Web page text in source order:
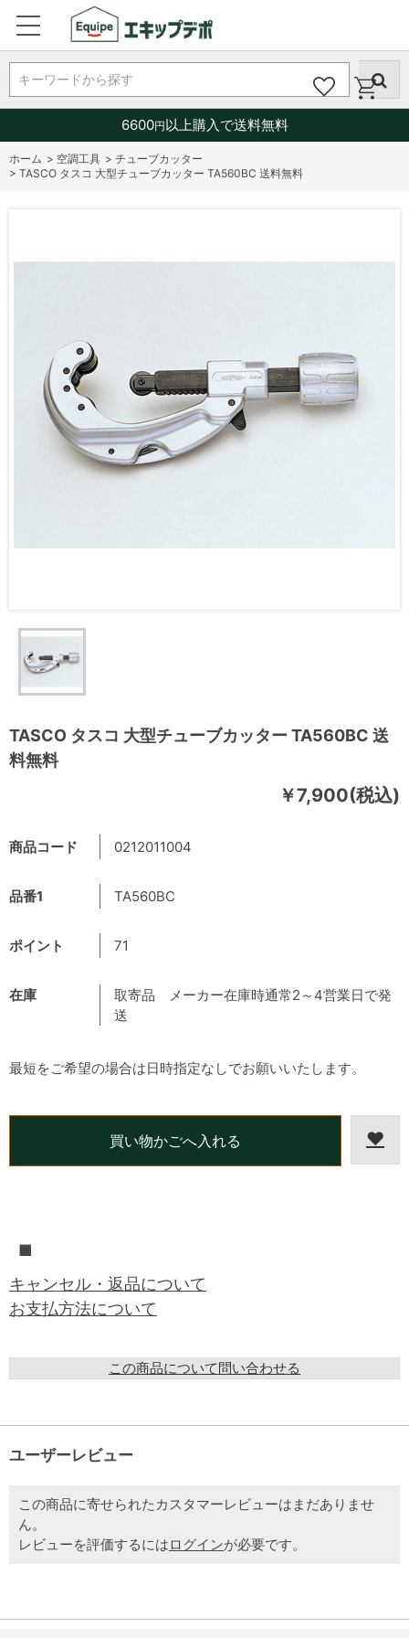
キーワードから探す
6600円以上購入で送料無料
ホーム > 空調工具 > チューブカッター
> TASCO タスコ 大型チューブカッター TA560BC 送料無料
TASCO タスコ 大型チューブカッター TA560BC 送
料無料
￥7,900(税込)
商品コード 0212011004
品番1 TA560BC
ポイント 71
在庫
取寄品 メーカー在庫時通常2～4営業日で発
送
■
キャンセル・返品について
お支払方法について
この商品について問い合わせる
最短をご希望の場合は日時指定なしでお願いいたします。
ユーザーレビュー
この商品に寄せられたカスタマーレビューはまだありませ
ん。
レビューを評価するにはログインが必要です。